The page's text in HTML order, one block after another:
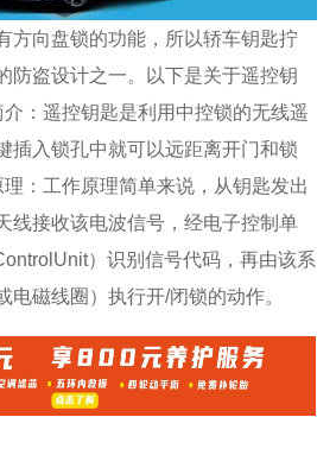
方向盘锁的功能，所以轿车钥匙拧
防盗设计之一。以下是关于遥控钥
：遥控钥匙是利用中控锁的无线遥
插入锁孔中就可以远距离开门和锁
：工作原理简单来说，从钥匙发出
线接收该电波信号，经电子控制单
）识别信号代码，再由该系
电磁线圈）执行开/闭锁的动作。